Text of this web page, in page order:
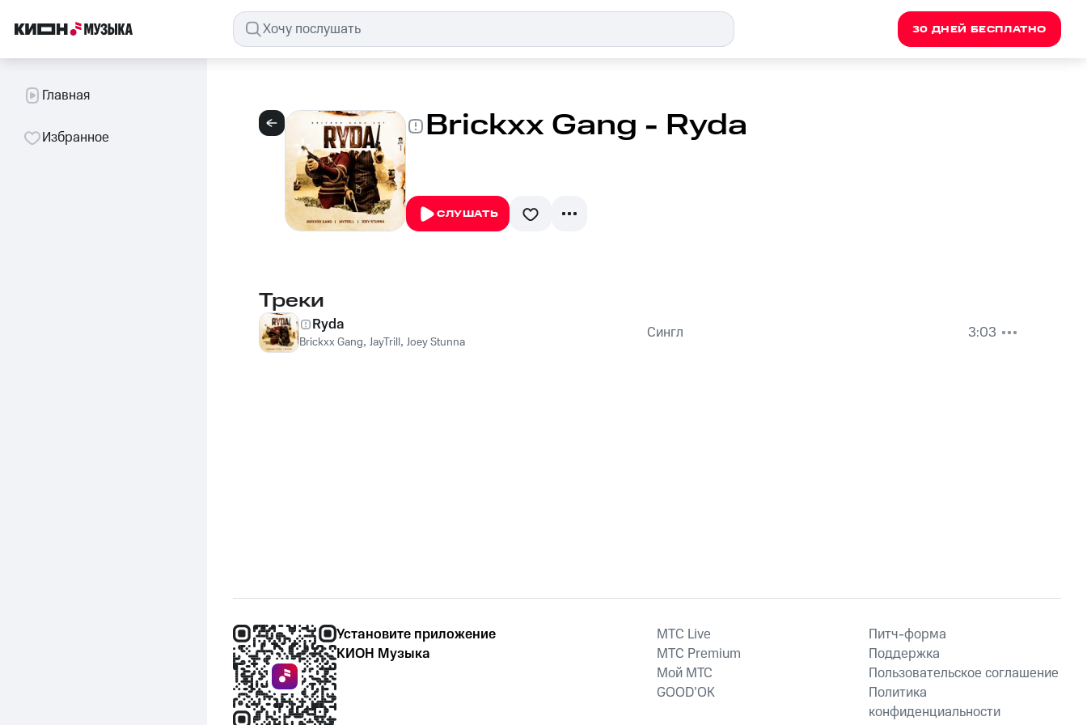
30 ДНЕЙ БЕСПЛАТНО
Главная
Избранное Brickxx Gang - Ryda
СЛУШАТЬ
Треки
Ryda
Brickxx Gang, JayTrill, Joey Stunna Сингл 3:03
Установите приложение
КИОН Музыка
MTС Live
MTС Premium
Мой МТС
GOOD’OK
Питч-форма
Поддержка
Пользовательское соглашение
Политика
конфиденциальности